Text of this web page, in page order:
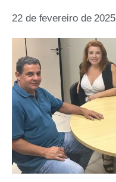
22 de fevereiro de 2025